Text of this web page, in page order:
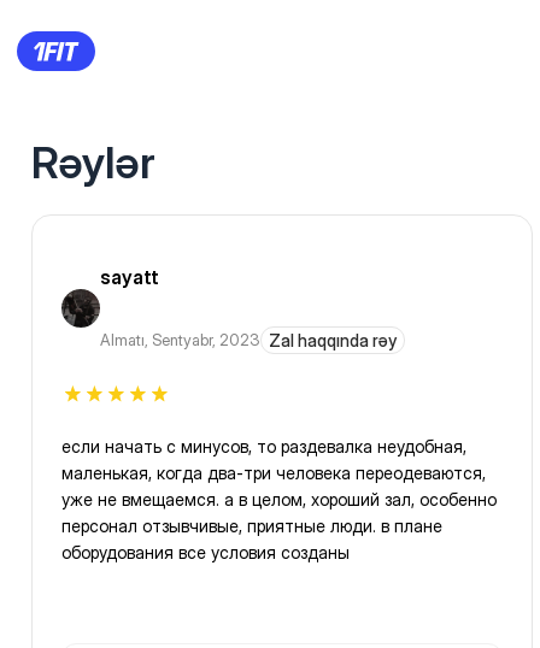
Rəylər
sayatt
Almatı, Sentyabr, 2023 Zal haqqında rəy
если начать с минусов, то раздевалка неудобная,
маленькая, когда два-три человека переодеваются,
уже не вмещаемся. а в целом, хороший зал, особенно
персонал отзывчивые, приятные люди. в плане
оборудования все условия созданы